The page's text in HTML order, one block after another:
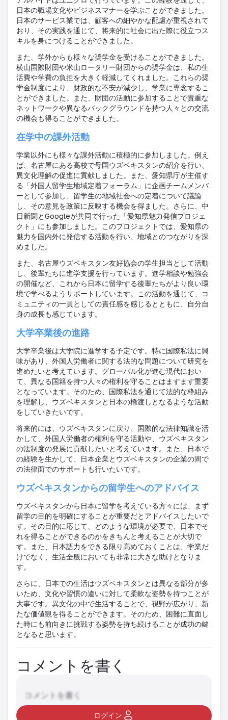
日本の職場文化やビジネスマナーを学ぶことができました。
日本のサービス業では、顧客への細やかな配慮が重視されて
おり、その実践を通じて、将来的に社会に出た際に役立つス
キルを身につけることができました。
また、学外からも様々な奨学金を受けることができました。
横山国際財団や米山ロータリー財団からの奨学金は、私の生
活費や学費の負担を大きく軽減してくれました。これらの奨
学金制度により、財政的な不安が減少し、学業に専念するこ
とができました。また、財団の活動に参加することで貴重な
ネットワークや異なるバックグラウンドを持つ人々との交流
の機会も得ることができました。
在学中の課外活動
学業以外にも様々な課外活動に積極的に参加しました。例え
ば、名古屋にある高校で母国ウズベキスタンの紹介を行い、
異文化理解の促進に貢献しました。また、愛知県庁が主催す
る「外国人留学生地域定着フォーラム」に企画チームメンバ
ーとして参加し、留学生の地域社会への定着について議論
し、その意見を政策に反映する機会を得ました。 さらに、中
日新聞とGoogleが共同で行った「愛知県魅力発信プロジェ
クト」にも参加しました。このプロジェクトでは、愛知県の
魅力を国内外に発信する活動を行い、地域とのつながりを深
めました。
また、名古屋ウズベキスタン友好協会の学生担当として活動
し、後輩たちに進学支援を行っています。進学相談や勉強会
の開催など、これから日本に留学する後輩たちがより良い環
境で学べるようサポートしています。この活動を通じて、コ
ミュニティの一員としての責任感を感じるとともに、自分自
身の成長も感じています。
大学卒業後の進路
大学卒業後は大学院に進学する予定です。特に国際私法に興
味があり、外国人労働者に関する法的な問題について研究を
進めたいと考えています。グローバル化が進む現代におい
て、異なる国籍を持つ人々の権利を守ることはますます重要
となっています。そのため、国際私法を通じて法的な枠組み
を理解し、ウズベキスタンと日本の橋渡しとなるような活動
をしていきたいです。
将来的には、ウズベキスタンに戻り、国際的な法律知識を活
かして、外国人労働者の権利を守る活動や、ウズベキスタン
の法制度の発展に貢献したいと考えています。また、日本で
の経験を生かして、日本企業とウズベキスタンの企業の間で
の法律面でのサポートも行いたいです。
ウズベキスタンからの留学生へのアドバイス
ウズベキスタンから日本に留学を考えている方々には、まず
留学の目的を明確にすることが重要だとアドバイスしたいで
す。その目的に応じて、どのような環境が必要で、日本でそ
れを得ることができるのかをきちんと考えることが大切で
す。また、日本語力をできる限り高めておくことは、学業だ
けでなく、生活全般においても非常に大きな助けとなりま
す。
さらに、日本での生活はウズベキスタンとは異なる部分が多
いため、文化や習慣の違いに対して柔軟な姿勢を持つことが
大事です。異文化の中で生活することで、視野が広がり、新
たな価値観を得ることができます。そのため、困難に直面し
た時にも前向きに挑戦する姿勢を持ち続けることが成功の鍵
となると思います。
コメントを書く
コメントを書く
ログイン